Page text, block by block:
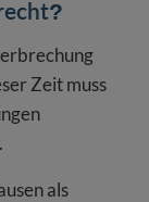
Zeit muss
als